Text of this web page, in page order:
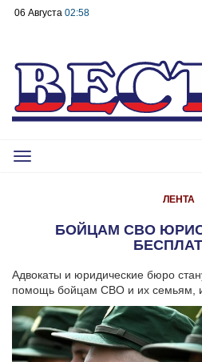
06 Августа 02:58
Toggle
ЛЕНТА
БОЙЦАМ СВО
Адвокаты и юридические бюро
помощь бойцам СВО и их семьям,